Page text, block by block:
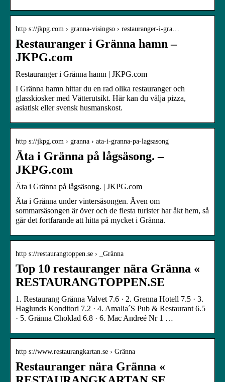
http s://jkpg.com › granna-visingso › restauranger-i-gra…
Restauranger i Gränna hamn –
JKPG.com
Restauranger i Gränna hamn | JKPG.com
I Gränna hamn hittar du en rad olika restauranger och
glasskiosker med Vätterutsikt. Här kan du välja pizza,
asiatisk eller svensk husmanskost.
http s://jkpg.com › granna › ata-i-granna-pa-lagsasong
Äta i Gränna på lågsäsong. –
JKPG.com
Äta i Gränna på lågsäsong. | JKPG.com
Äta i Gränna under vintersäsongen. Även om
sommarsäsongen är över och de flesta turister har åkt hem, så
går det fortfarande att hitta på mycket i Gränna.
http s://restaurangtoppen.se › _Gränna
Top 10 restauranger nära Gränna «
RESTAURANGTOPPEN.SE
1. Restaurang Gränna Valvet 7.6 · 2. Grenna Hotell 7.5 · 3.
Haglunds Konditori 7.2 · 4. Amalia´S Pub & Restaurant 6.5
· 5. Gränna Choklad 6.8 · 6. Mac Andreé Nr 1 …
http s://www.restaurangkartan.se › Gränna
Restauranger nära Gränna «